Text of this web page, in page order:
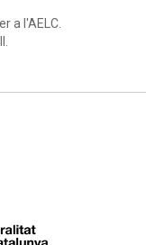
a l'AELC.